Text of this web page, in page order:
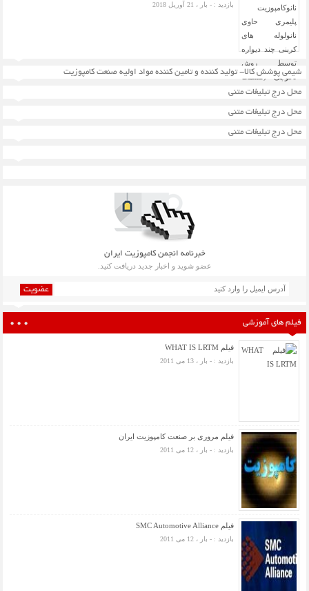
بازدید : - بار ، 21 آوریل 2018
فیلم های آموزشی
فیلم WHAT IS LRTM
بازدید : - بار ، 13 می 2011
فیلم مروری بر صنعت کامپوزیت ایران
بازدید : - بار ، 12 می 2011
فیلم SMC Automotive Alliance
بازدید : - بار ، 12 می 2011
خبرنامه انجمن کامپوزیت ایران
عضو شوید و اخبار جدید دریافت کنید.
عضویت
شیمی پوشش کالا- تولید کننده و تامین کننده مواد اولیه صنعت کامپوزیت
محل درج تبلیغات متنی
محل درج تبلیغات متنی
محل درج تبلیغات متنی